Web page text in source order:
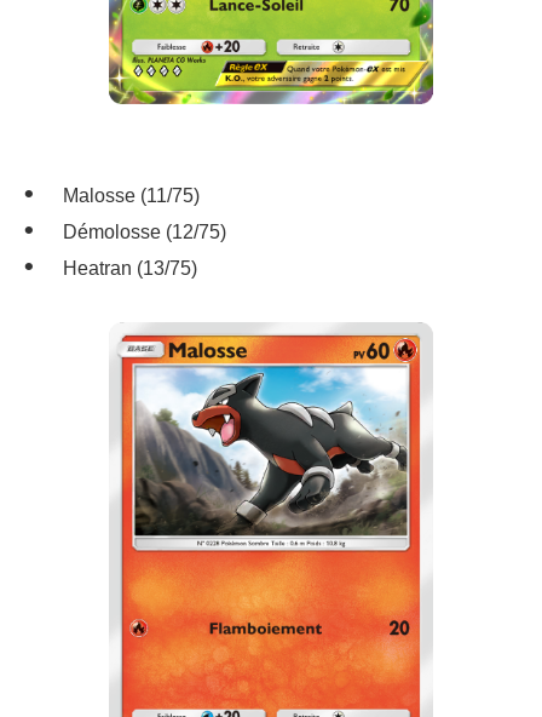
Malosse (11/75)
Démolosse (12/75)
Heatran (13/75)